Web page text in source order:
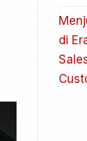
di